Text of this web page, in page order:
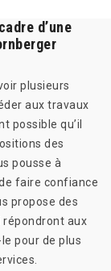
d’une
plusieurs
aux travaux
possible qu’il
des
pousse à
faire confiance
propose des
aux
pour de plus